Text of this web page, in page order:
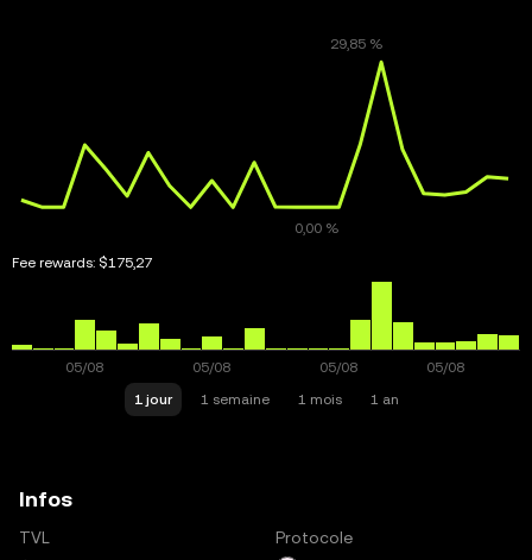
Fee rewards: $175,27
1 jour 1 semaine 1 mois 1 an
Infos
TVL Protocole